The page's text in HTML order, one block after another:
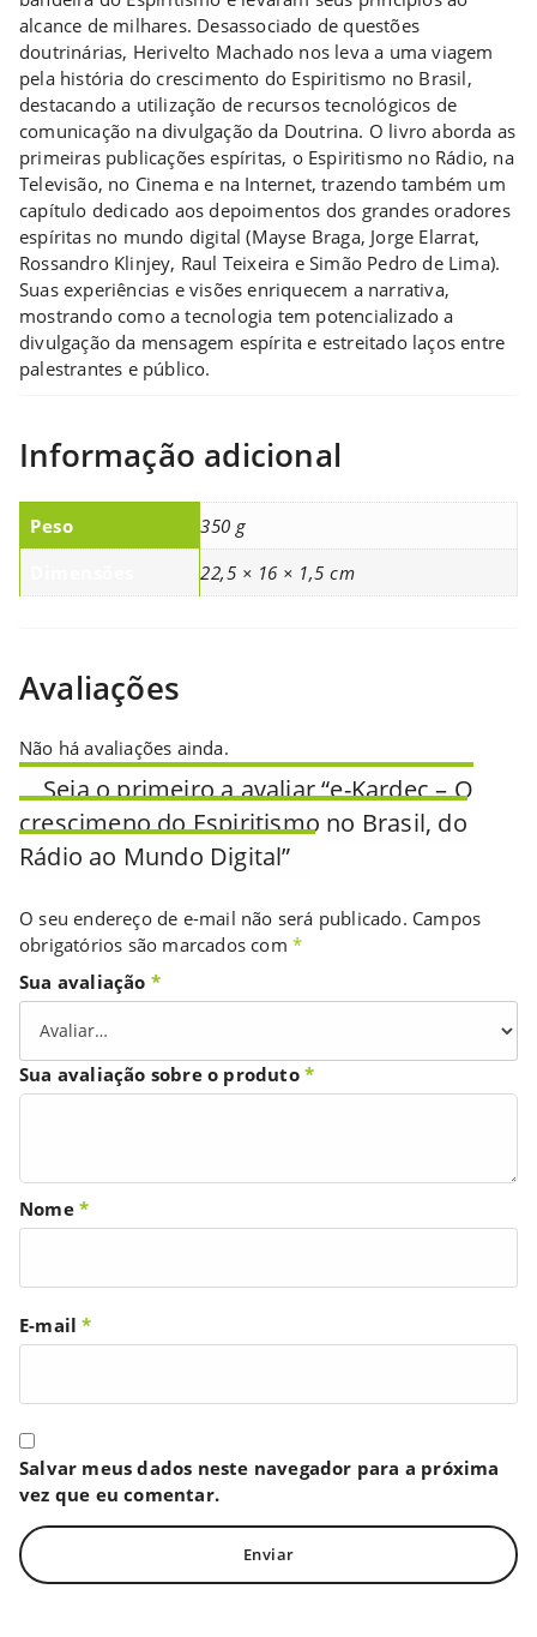
alcance de milhares. Desassociado de questões
doutrinárias, Herivelto Machado nos leva a uma viagem
pela história do crescimento do Espiritismo no Brasil,
destacando a utilização de recursos tecnológicos de
comunicação na divulgação da Doutrina. O livro aborda as
primeiras publicações espíritas, o Espiritismo no Rádio, na
Televisão, no Cinema e na Internet, trazendo também um
capítulo dedicado aos depoimentos dos grandes oradores
espíritas no mundo digital (Mayse Braga, Jorge Elarrat,
Rossandro Klinjey, Raul Teixeira e Simão Pedro de Lima).
Suas experiências e visões enriquecem a narrativa,
mostrando como a tecnologia tem potencializado a
divulgação da mensagem espírita e estreitado laços entre
palestrantes e público.
Informação adicional
Peso
350 g
22,5 × 16 × 1,5 cm
Avaliações
Não há avaliações ainda.
Seja o primeiro a avaliar “e-Kardec – O
crescimeno do Espiritismo no Brasil, do
Rádio ao Mundo Digital”
O seu endereço de e-mail não será publicado. Campos
obrigatórios são marcados com *
Sua avaliação *
Sua avaliação sobre o produto *
Nome *
E-mail*
Salvar meus dados neste navegador para a próxima
vez que eu comentar.